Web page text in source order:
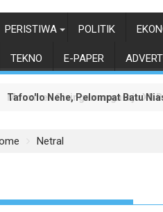
PERISTIWA POLITIK
TEKNO E-PAPER
Tafoo'lo Nehe, Pelompat Batu
Monumen Sisingamangaraja XII
Netral